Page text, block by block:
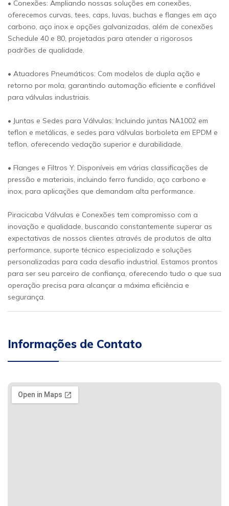
• Conexões: Ampliando nossas soluções em conexões,
oferecemos curvas, tees, caps, luvas, buchas e flanges em aço
carbono, aço inox e opções galvanizadas, além de conexões
Schedule 40 e 80, projetadas para atender a rigorosos
padrões de qualidade.
• Atuadores Pneumáticos: Com modelos de dupla ação e
retorno por mola, garantindo automação eficiente e confiável
para válvulas industriais.
• Juntas e Sedes para Válvulas: Incluindo juntas NA1002 em
teflon e metálicas, e sedes para válvulas borboleta em EPDM e
teflon, oferecendo vedação superior e durabilidade.
• Flanges e Filtros Y: Disponíveis em várias classificações de
pressão e materiais, incluindo ferro fundido, aço carbono e
inox, para aplicações que demandam alta performance.
Piracicaba Válvulas e Conexões tem compromisso com a
inovação e qualidade, buscando constantemente superar as
expectativas de nossos clientes através de produtos de alta
performance, suporte técnico especializado e soluções
personalizadas para cada desafio industrial. Estamos prontos
para ser seu parceiro de confiança, oferecendo tudo o que sua
operação precisa para alcançar a máxima eficiência e
segurança.
Informações de Contato